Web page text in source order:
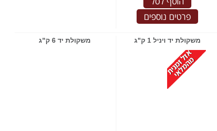
פרטים נוספים
משקולת יד ויניל 1 ק"ג משקולת יד 6 ק"ג